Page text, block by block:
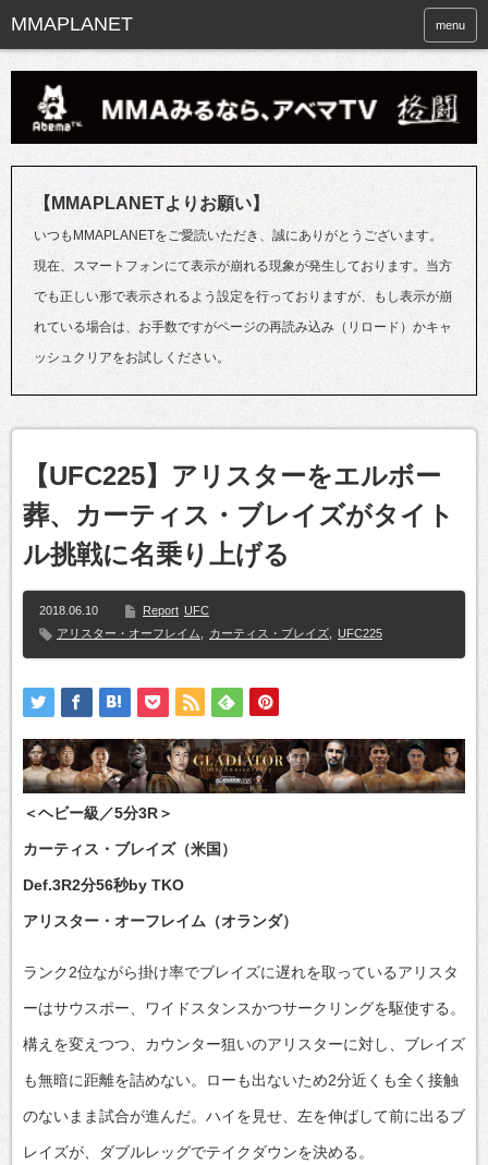
menu
【MMAPLANETよりお願い】
いつもMMAPLANETをご愛読いただき、誠にありがとうございます。
現在、スマートフォンにて表示が崩れる現象が発生しております。当方
でも正しい形で表示されるよう設定を行っておりますが、もし表示が崩
れている場合は、お手数ですがページの再読み込み（リロード）かキャ
ッシュクリアをお試しください。
【UFC225】アリスターをエルボー
葬、カーティス・ブレイズがタイト
ル挑戦に名乗り上げる
2018.06.10 Report UFC
アリスター・オーフレイム
カーティス・ブレイズ UFC225
＜ヘビー級／5分3R＞
カーティス・ブレイズ（米国）
Def.3R2分56秒by TKO
アリスター・オーフレイム（オランダ）
ランク2位ながら掛け率でブレイズに遅れを取っているアリスタ
ーはサウスポー、ワイドスタンスかつサークリングを駆使する。
構えを変えつつ、カウンター狙いのアリスターに対し、ブレイズ
も無暗に距離を詰めない。ローも出ないため2分近くも全く接触
のないまま試合が進んだ。ハイを見せ、左を伸ばして前に出るブ
レイズが、ダブルレッグでテイクダウンを決める。